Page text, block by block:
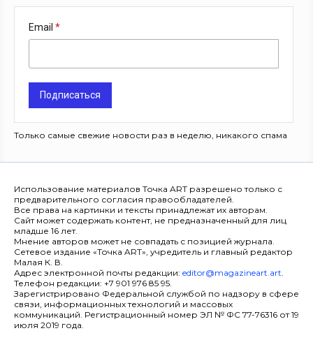
Email
Подписаться
Только самые свежие новости раз в неделю, никакого спама
Использование материалов Точка ART разрешено только с
предварительного согласия правообладателей.
Все права на картинки и тексты принадлежат их авторам.
Сайт может содержать контент, не предназначенный для лиц
младше 16 лет.
Мнение авторов может не совпадать с позицией журнала.
Сетевое издание «Точка ART», учредитель и главный редактор
Малая К. В.
Адрес электронной почты редакции: editor@magazineart.art.
Телефон редакции: +7 901 976 85 95.
Зарегистрировано Федеральной службой по надзору в сфере
связи, информационных технологий и массовых
коммуникаций. Регистрационный номер ЭЛ № ФС 77-76316 от 19
июля 2019 года.